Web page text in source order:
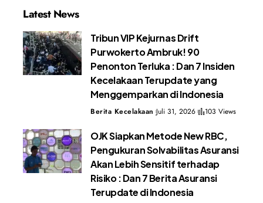
Latest News
Tribun VIP Kejurnas Drift
Purwokerto Ambruk! 90
Penonton Terluka : Dan 7 Insiden
Kecelakaan Terupdate yang
Menggemparkan di Indonesia
Berita Kecelakaan Juli 31, 2026 103 Views
OJK Siapkan Metode New RBC,
Pengukuran Solvabilitas Asuransi
Akan Lebih Sensitif terhadap
Risiko : Dan 7 Berita Asuransi
Terupdate di Indonesia